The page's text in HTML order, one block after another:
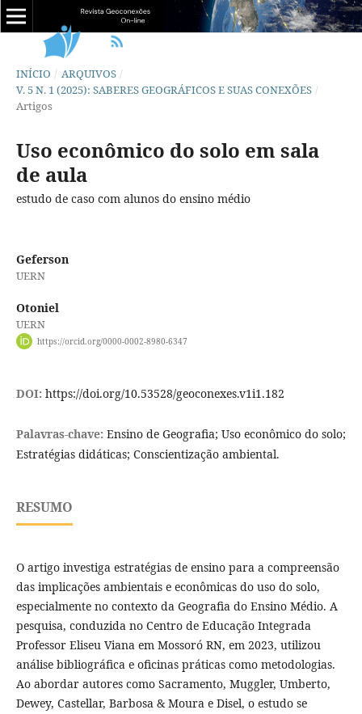
INÍCIO / ARQUIVOS /
V. 5 N. 1 (2025): SABERES GEOGRÁFICOS E SUAS CONEXÕES /
Artigos
Uso econômico do solo em sala
de aula
estudo de caso com alunos do ensino médio
Geferson
UERN
Otoniel
UERN
https://orcid.org/0000-0002-8980-6347
DOI: https://doi.org/10.53528/geoconexes.v1i1.182
Palavras-chave: Ensino de Geografia; Uso econômico do solo;
Estratégias didáticas; Conscientização ambiental.
RESUMO
O artigo investiga estratégias de ensino para a compreensão
das implicações ambientais e econômicas do uso do solo,
especialmente no contexto da Geografia do Ensino Médio. A
pesquisa, conduzida no Centro de Educação Integrada
Professor Eliseu Viana em Mossoró RN, em 2023, utilizou
análise bibliográfica e oficinas práticas como metodologias.
Ao abordar autores como Sacramento, Muggler, Umberto,
Dewey, Castellar, Barbosa & Moura e Disel, o estudo se